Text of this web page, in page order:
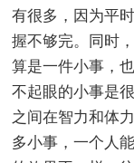
有很多，因为平
握不够完。同时
算是一件小事，
不起眼的小事是
之间在智力和体
多小事，一个人